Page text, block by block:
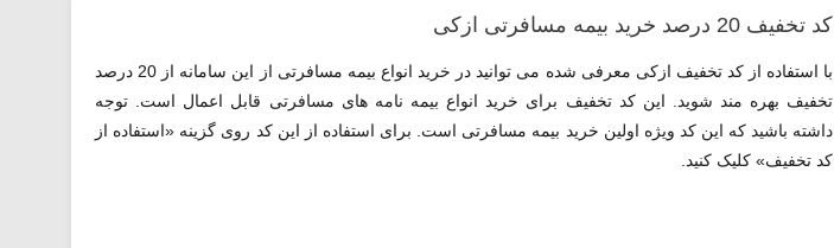
کد تخفیف 20 درصد خرید بیمه مسافرتی ازکی
با استفاده از کد تخفیف ازکی معرفی شده می توانید در خرید انواع بیمه مسافرتی از این سامانه از 20 درصد
تخفیف بهره مند شوید. این کد تخفیف برای خرید انواع بیمه نامه های مسافرتی قابل اعمال است. توجه
داشته باشید که این کد ویژه اولین خرید بیمه مسافرتی است. برای استفاده از این کد روی گزینه «استفاده از
کد تخفیف» کلیک کنید.